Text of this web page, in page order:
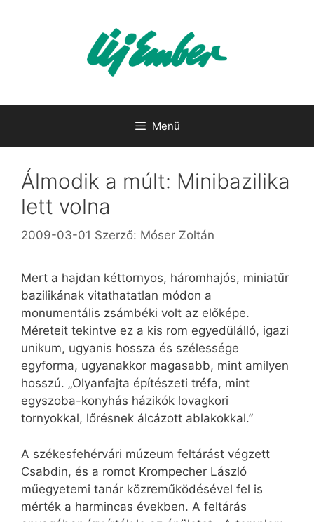
Menü
Álmodik a múlt: Minibazilika
lett volna
2009-03-01 Szerző: Móser Zoltán
Mert a hajdan kéttornyos, háromhajós, miniatűr
bazilikának vitathatatlan módon a
monumentális zsámbéki volt az előképe.
Méreteit tekintve ez a kis rom egyedülálló, igazi
unikum, ugyanis hossza és szélessége
egyforma, ugyanakkor magasabb, mint amilyen
hosszú. „Olyanfajta építészeti tréfa, mint
egyszoba-konyhás házikók lovagkori
tornyokkal, lőrésnek álcázott ablakokkal.”
A székesfehérvári múzeum feltárást végzett
Csabdin, és a romot Krompecher László
műegyetemi tanár közreműködésével fel is
mérték a harmincas években. A feltárás